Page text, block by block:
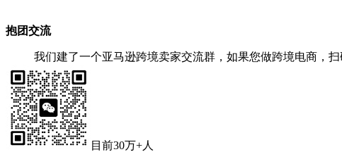
抱团交流
我们建了一个亚马逊跨境卖家交流群，如果您做跨境电商，
目前30万+人